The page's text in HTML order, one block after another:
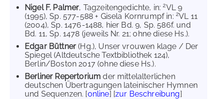
Nigel F. Palmer, Tagzeitengedichte, in:2VL 9
(1995), Sp. 577-588 + Gisela Kornrumpf in: 2VL 11
(2004), Sp. 1476-1488, hier Bd. 9, Sp. 586f. und
Bd. 11, Sp. 1478 (jeweils Nr. 21; ohne diese Hs.).
Edgar Büttner(Hg.), Unser vrouwen klage / Der
Spiegel (Altdeutsche Textbibliothek 124),
Berlin/Boston 2017 (ohne diese Hs.).
Berliner Repertorium der mittelalterlichen
deutschen Übertragungen lateinischer Hymnen
und Sequenzen. [online] [zur Beschreibung]